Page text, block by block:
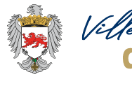
Aller au menu